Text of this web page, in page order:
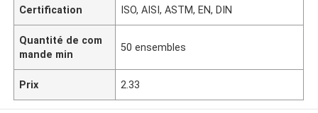
Certification ISO, AISI, ASTM, EN, DIN
Quantité de com
mande min
50 ensembles
Prix 2.33